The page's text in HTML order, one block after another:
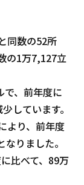
同数の52所
の1万7,127立
、前年度に
しています。
より、前年度
りました。
比べて、89万